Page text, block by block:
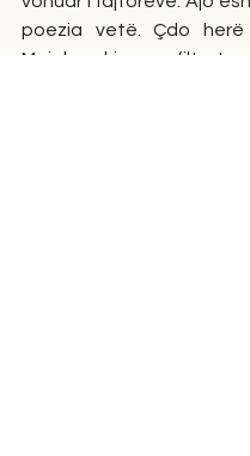
poezia vetë. Çdo herë
Majakovskin pa filtrat e